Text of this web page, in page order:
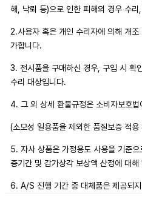
해, 낙뢰 등)으로 인한 피해의 경우 수
2.사용자 혹은 개인 수리자에 의해 개
가합니다.
3. 전시품을 구매하신 경우, 구입 시 확
수리 대상입니다.
4. 그 외 상세 환불규정은 소비자보호법
(소모성 일용품을 제외한 품질보증 적용
5. 자사 상품은 가정용도 사용을 기준
증기간 및 감가상각 보상액 산정에 대
6. A/S 진행 기간 중 대체품은 제공되